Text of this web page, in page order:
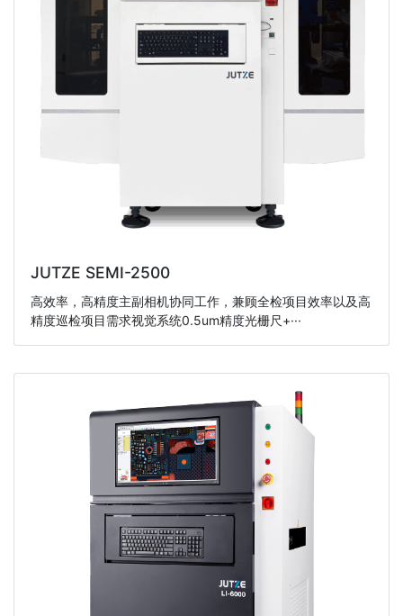
JUTZE SEMI-2500
高效率，高精度主副相机协同工作，兼顾全检项目效率以及高
精度巡检项目需求视觉系统0.5um精度光栅尺+···